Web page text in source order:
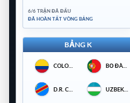
6/6 TRẬN ĐÃ ĐẤU
ĐÃ HOÀN TẤT VÒNG BẢNG
BẢNG K
COLOMBIA BỒ ĐÀO NHA
D.R. CONGO UZBEKISTAN